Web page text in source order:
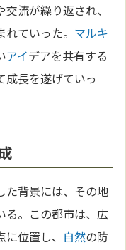
流が繰り返され、
ていった。 マルキ
アイデアを共有する
成長を遂げていっ
た背景には、その地
る。この都市は、広
位置し、 自然の防